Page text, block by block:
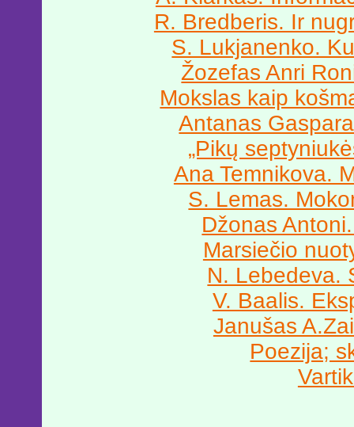
R. Bredberis. Ir
S. Lukjanenko.
Žozefas Anri
Mokslas kaip
Antanas
„Pikų
Ana Temnikova.
S. Lemas.
Džonas
Marsiečio
N. Lebedeva.
V. Baalis.
Janušas
Poezija;